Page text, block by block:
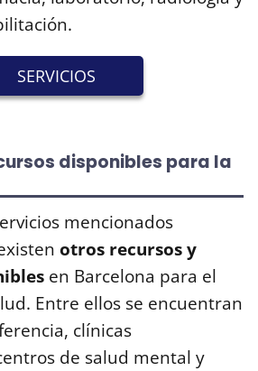
SERVICIOS
disponibles para la
mencionados
otros recursos y
en Barcelona para el
Entre ellos se encuentran
clínicas
de salud mental y